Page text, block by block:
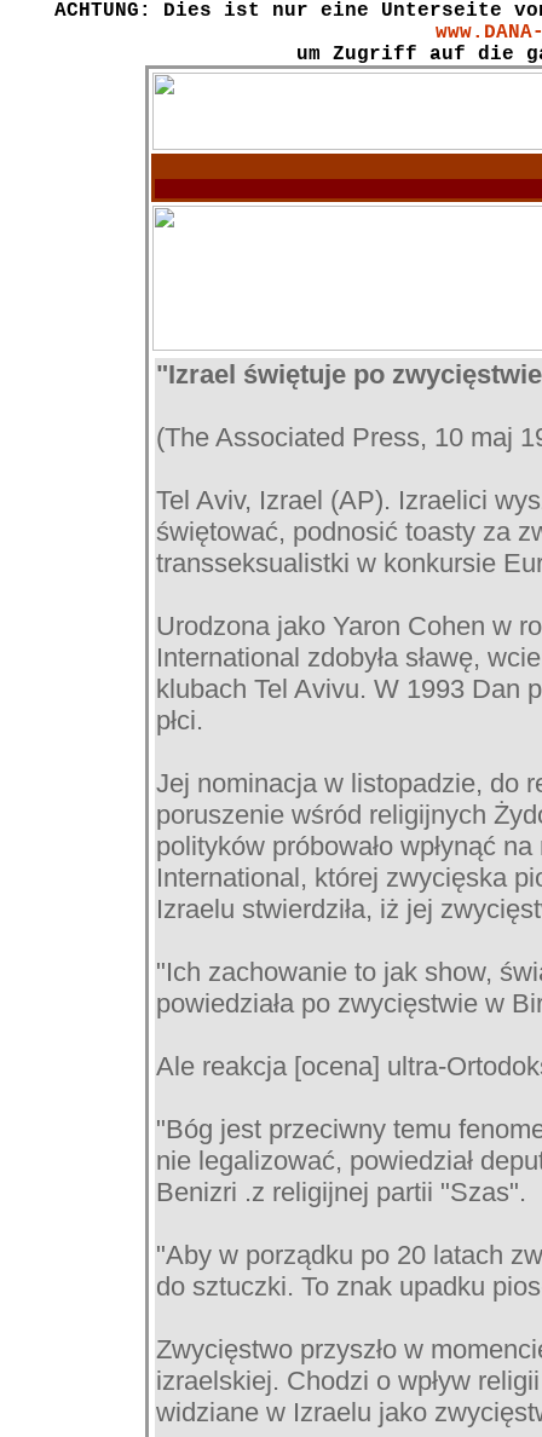
ACHTUNG: Dies ist nur eine Unterseite
um Zugriff auf die
"Izrael świętuje po
(The Associated Press, 10 maj
Tel Aviv, Izrael (AP). Izraelici
świętować, podnosić toasty za
transseksualistki w konkursie
Urodzona jako Yaron Cohen w
International zdobyła sławę,
klubach Tel Avivu. W 1993 Dan
płci.
Jej nominacja w listopadzie, do
poruszenie wśród religijnych
polityków próbowało wpłynąć
International, której zwycięska
Izraelu stwierdziła, iż jej
"Ich zachowanie to jak show,
powiedziała po zwycięstwie w
Ale reakcja [ocena] ultra-
"Bóg jest przeciwny temu
nie legalizować, powiedział
Benizri .z religijnej partii "Szas".
"Aby w porządku po 20 latach
do sztuczki. To znak upadku
Zwycięstwo przyszło w
izraelskiej. Chodzi o wpływ
widziane w Izraelu jako